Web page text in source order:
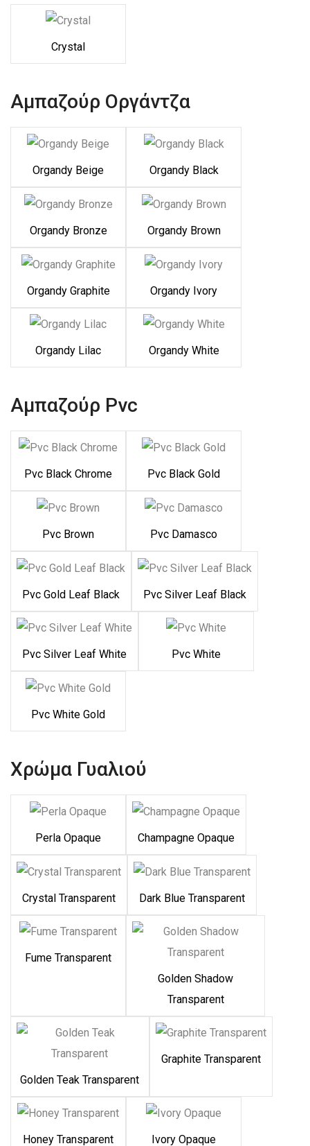
Crystal
Αμπαζούρ Οργάντζα
Organdy Beige Organdy Black
Organdy Bronze Organdy Brown
Organdy Graphite Organdy Ivory
Organdy Lilac Organdy White
Αμπαζούρ Pvc
Pvc Black Chrome Pvc Black Gold
Pvc Brown Pvc Damasco
Pvc Gold Leaf Black Pvc Silver Leaf Black
Pvc Silver Leaf White Pvc White
Pvc White Gold
Χρώμα Γυαλιού
Perla Opaque Champagne Opaque
Crystal Transparent Dark Blue Transparent
Fume Transparent
Golden Shadow
Transparent
Golden Teak Transparent
Graphite Transparent
Honey Transparent Ivory Opaque